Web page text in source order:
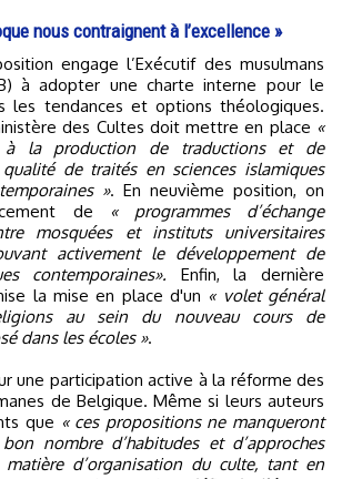
nous contraignent à l’excellence »
à adopter une charte interne pour le
les tendances et options théologiques.
des Cultes doit mettre en place «
la production de traductions et de
de traités en sciences islamiques
». En neuvième position, on
de
« programmes d’échange
mosquées et instituts universitaires
activement le développement de
contemporaines». Enfin, la dernière
la mise en place d'un « volet général
au sein du nouveau cours de
dans les écoles ».
une participation active à la réforme des
de Belgique. Même si leurs auteurs
que « ces propositions ne manqueront
nombre d’habitudes et d’approches
d’organisation du culte, tant en